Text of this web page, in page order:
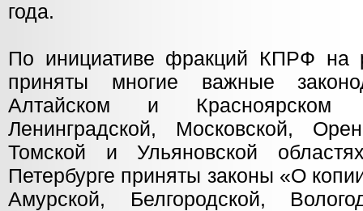
года.
По инициативе фракций КПРФ на
приняты многие важные
Алтайском и Красноярском
Ленинградской, Московской,
Томской и Ульяновской
Петербурге приняты законы «О
Амурской, Белгородской,